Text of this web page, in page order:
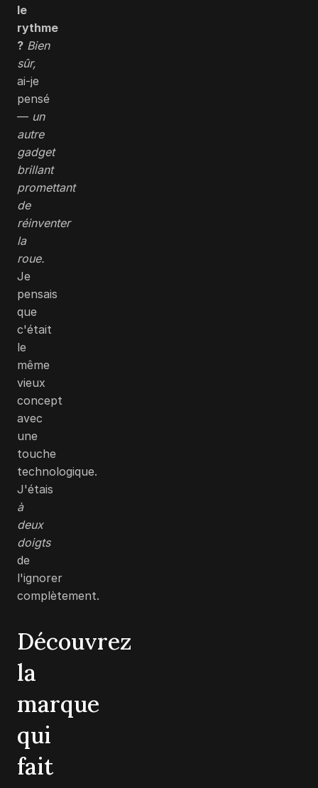
le
rythme
? Bien
sûr,
ai-je
pensé
— un
autre
gadget
brillant
promettant
de
réinventer
la
roue.
Je
pensais
que
c'était
le
même
vieux
concept
avec
une
touche
technologique.
J'étais
à
deux
doigts
de
l'ignorer
complètement.
Découvrez
la
marque
qui
fait